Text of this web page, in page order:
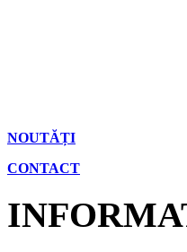
NOUTĂȚI
CONTACT